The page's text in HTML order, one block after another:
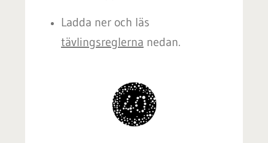
Ladda ner och läs
tävlingsreglerna nedan.